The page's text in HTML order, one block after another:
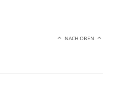
NACH OBEN